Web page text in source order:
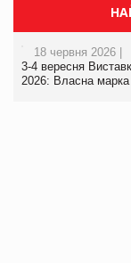
18 червня 2026 |
3-4 вересня
2026: Власна